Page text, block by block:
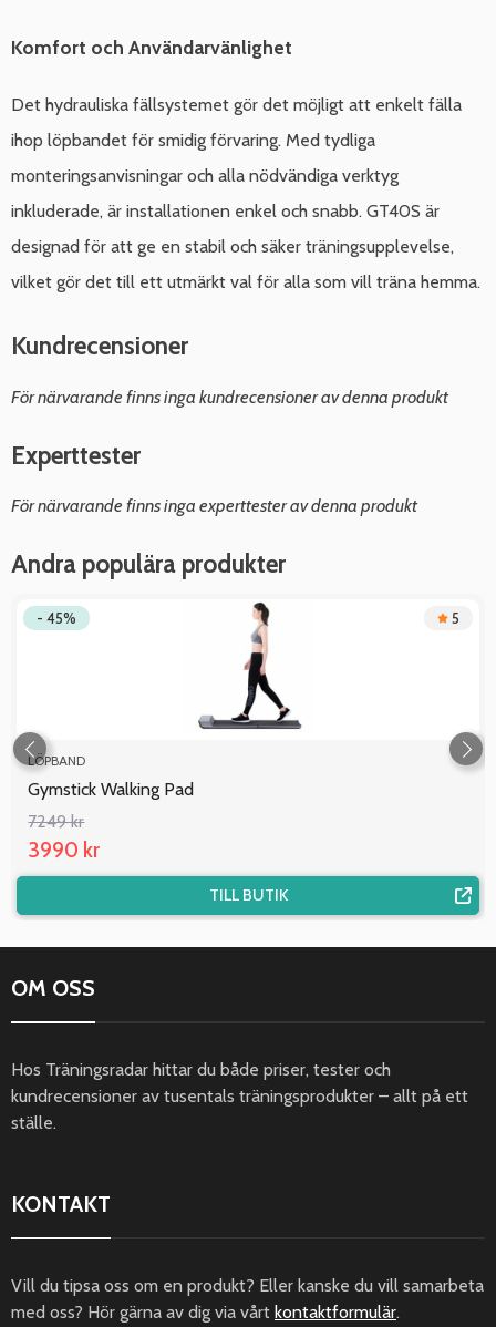
Komfort och Användarvänlighet
Det hydrauliska fällsystemet gör det möjligt att enkelt fälla
ihop löpbandet för smidig förvaring. Med tydliga
monteringsanvisningar och alla nödvändiga verktyg
inkluderade, är installationen enkel och snabb. GT40S är
designad för att ge en stabil och säker träningsupplevelse,
vilket gör det till ett utmärkt val för alla som vill träna hemma.
Kundrecensioner
För närvarande finns inga kundrecensioner av denna produkt
Experttester
För närvarande finns inga experttester av denna produkt
Andra populära produkter
- 45% 5
LÖPBAND
Gymstick Walking Pad
7249 kr
3990 kr
TILL BUTIK
OM OSS
Hos Träningsradar hittar du både priser, tester och
kundrecensioner av tusentals träningsprodukter – allt på ett
ställe.
KONTAKT
Vill du tipsa oss om en produkt? Eller kanske du vill samarbeta
med oss? Hör gärna av dig via vårt kontaktformulär.